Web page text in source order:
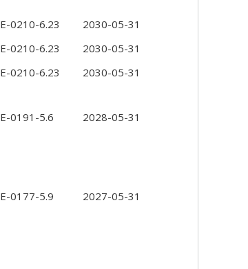
E-0210-6.23
2030-05-31
E-0210-6.23
2030-05-31
E-0210-6.23 2030-05-31
E-0191-5.6
2028-05-31
E-0177-5.9
2027-05-31